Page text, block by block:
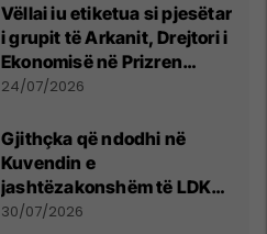
Vëllai iu etiketua si pjesëtar
i grupit të Arkanit, Drejtori i
Ekonomisë në Prizren
mohon pretendimet
24/07/2026
Gjithçka që ndodhi në
Kuvendin e
jashtëzakonshëm të LDK-
së
30/07/2026